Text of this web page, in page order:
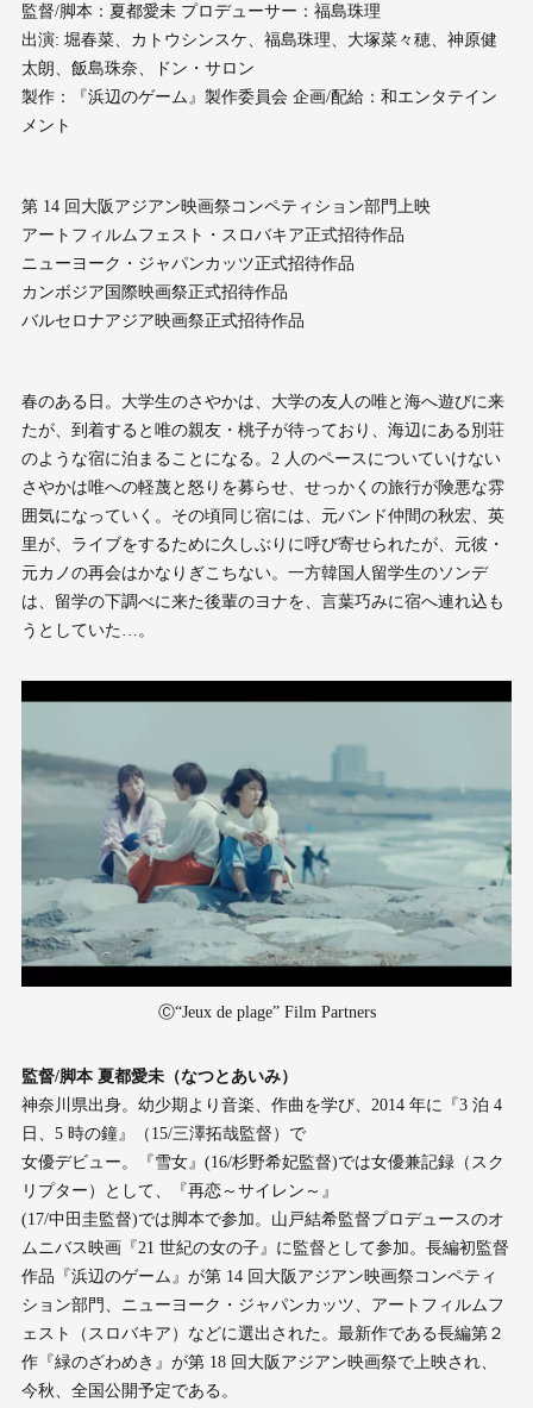
監督/脚本：夏都愛未 プロデューサー：福島珠理
出演: 堀春菜、カトウシンスケ、福島珠理、大塚菜々穂、神原健
太朗、飯島珠奈、ドン・サロン
製作：『浜辺のゲーム』製作委員会 企画/配給：和エンタテイン
メント
第 14 回大阪アジアン映画祭コンペティション部門上映
アートフィルムフェスト・スロバキア正式招待作品
ニューヨーク・ジャパンカッツ正式招待作品
カンボジア国際映画祭正式招待作品
バルセロナアジア映画祭正式招待作品
春のある日。大学生のさやかは、大学の友人の唯と海へ遊びに来
たが、到着すると唯の親友・桃子が待っており、海辺にある別荘
のような宿に泊まることになる。2 人のペースについていけない
さやかは唯への軽蔑と怒りを募らせ、せっかくの旅行が険悪な雰
囲気になっていく。その頃同じ宿には、元バンド仲間の秋宏、英
里が、ライブをするために久しぶりに呼び寄せられたが、元彼・
元カノの再会はかなりぎこちない。一方韓国人留学生のソンデ
は、留学の下調べに来た後輩のヨナを、言葉巧みに宿へ連れ込も
うとしていた…。
Ⓒ“Jeux de plage” Film Partners
監督/脚本 夏都愛未（なつとあいみ）
神奈川県出身。幼少期より音楽、作曲を学び、2014 年に『3 泊 4
日、5 時の鐘』（15/三澤拓哉監督）で
女優デビュー。『雪女』(16/杉野希妃監督)では女優兼記録（スク
リプター）として、『再恋～サイレン～』
(17/中田圭監督)では脚本で参加。山戸結希監督プロデュースのオ
ムニバス映画『21 世紀の女の子』に監督として参加。長編初監督
作品『浜辺のゲーム』が第 14 回大阪アジアン映画祭コンペティ
ション部門、ニューヨーク・ジャパンカッツ、アートフィルムフ
ェスト（スロバキア）などに選出された。最新作である長編第２
作『緑のざわめき』が第 18 回大阪アジアン映画祭で上映され、
今秋、全国公開予定である。